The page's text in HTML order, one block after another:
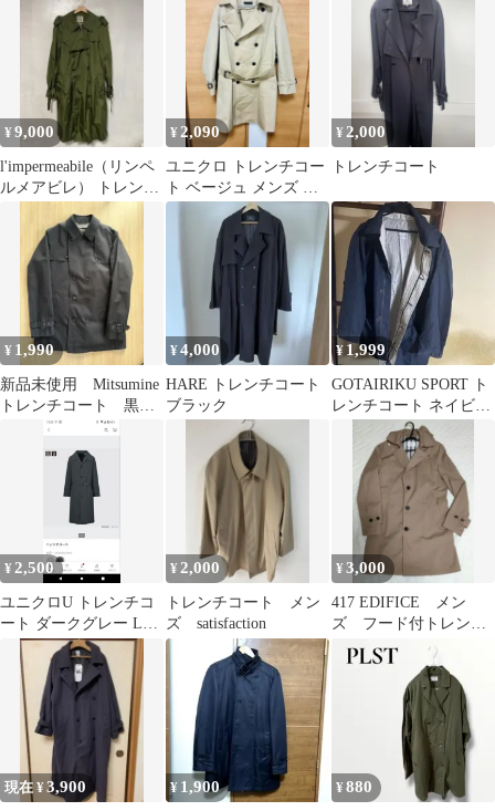
¥9,000
l'impermeabile（リンペ
ルメアビレ） トレンチ
¥ 2,090
ユニクロ トレンチコー
ト ベージュ メンズ M
サイズ
¥ 2,000
トレンチコート
¥ 1,990
新品未使用 Mitsumine
トレンチコート 黒
L程 ダブルブレスト
¥4,000
HARE トレンチコート
ブラック
¥ 1,999
GOTAIRIKU SPORT ト
レンチコート ネイビー
¥2,500
ユニクロU トレンチコ
ート ダークグレー Lサ
イズ
¥2,000
トレンチコート メン
ズ satisfaction
¥3,000
417 EDIFICE メン
ズ フード付トレンチ
コート S
現在 ¥3,900 ¥ 1,900 ¥880